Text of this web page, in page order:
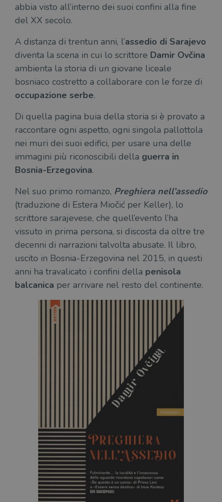
abbia visto all’interno dei suoi confini alla fine
del XX secolo.
A distanza di trentun anni, l’assedio di Sarajevo
diventa la scena in cui lo scrittore Damir Ovčina
ambienta la storia di un giovane liceale
bosniaco costretto a collaborare con le forze di
occupazione serbe.
Di quella pagina buia della storia si è provato a
raccontare ogni aspetto, ogni singola pallottola
nei muri dei suoi edifici, per usare una delle
immagini più riconoscibili della guerra in
Bosnia-Erzegovina.
Nel suo primo romanzo, Preghiera nell’assedio
(traduzione di Estera Miočić per Keller), lo
scrittore sarajevese, che quell’evento l’ha
vissuto in prima persona, si discosta da oltre tre
decenni di narrazioni talvolta abusate. Il libro,
uscito in Bosnia-Erzegovina nel 2015, in questi
anni ha travalicato i confini della penisola
balcanica per arrivare nel resto del continente.